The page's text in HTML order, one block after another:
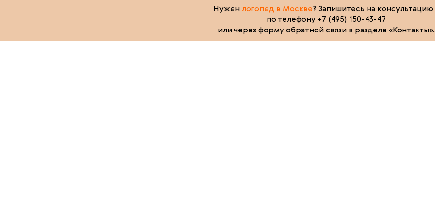
Нужен логопед в Москве? Запишитесь на консультацию
по телефону +7 (495) 150-43-47
или через форму обратной связи в разделе «Контакты».